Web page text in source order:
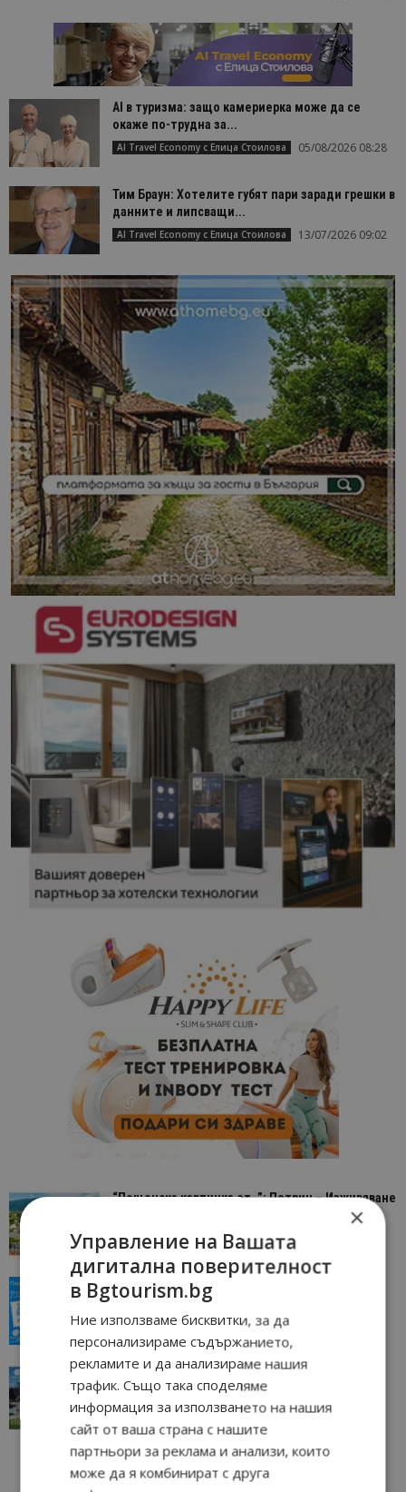
AI в туризма: защо камериерка може да се
окаже по-трудна за...
AI Travel Economy с Елица Стоилова 05/08/2026 08:28
Тим Браун: Хотелите губят пари заради грешки в
данните и липсващи...
AI Travel Economy с Елица Стоилова 13/07/2026 09:02
“Пощенска картичка от…”: Петрич – Изживяване
Петрич 11/07/2026 11:22
“Пощенска картичка от…”: Пловдив, градът на
всички времена
Пловдив 23/06/2026 10:00
“Пощенска картичка от…”: Перник – град на
традициите, културата и вдъхновяващите...
Перник 17/06/2026 09:01
×
Управление на Вашата
дигитална поверителност
в Bgtourism.bg
Ние използваме бисквитки, за да
персонализираме съдържанието,
рекламите и да анализираме нашия
трафик. Също така споделяме
информация за използването на нашия
сайт от ваша страна с нашите
партньори за реклама и анализи, които
може да я комбинират с друга